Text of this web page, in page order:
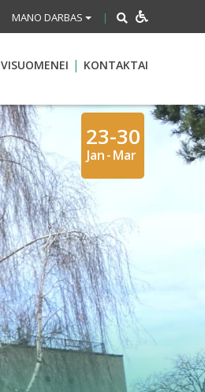
MANO DARBAS |
VISUOMENEI KONTAKTAI
23-30
Jan-Mar